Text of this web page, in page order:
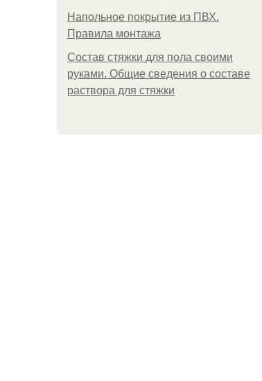
Напольное покрытие из ПВХ.
Правила монтажа
Состав стяжки для пола своими
руками. Общие сведения о составе
раствора для стяжки